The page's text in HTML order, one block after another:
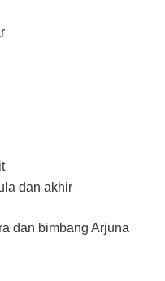
dan akhir
dan bimbang Arjuna